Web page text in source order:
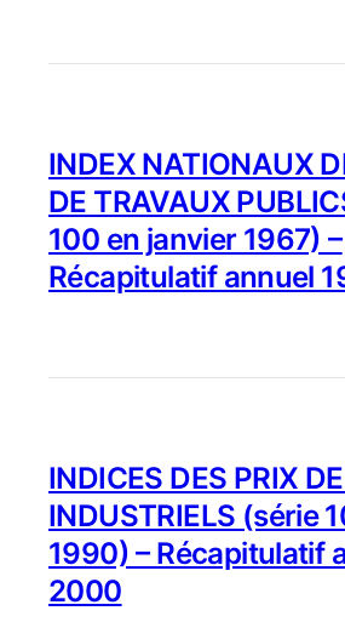
INDEX NATIONAUX
DE TRAVAUX
100 en janvier 1967) –
Récapitulatif annuel
INDICES DES PRIX
INDUSTRIELS (série
1990) – Récapitulatif
2000